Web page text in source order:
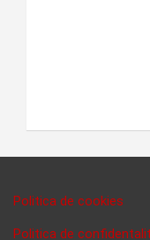
Politica de cookies
Politica de